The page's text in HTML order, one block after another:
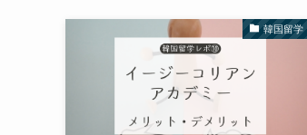
韓国留学